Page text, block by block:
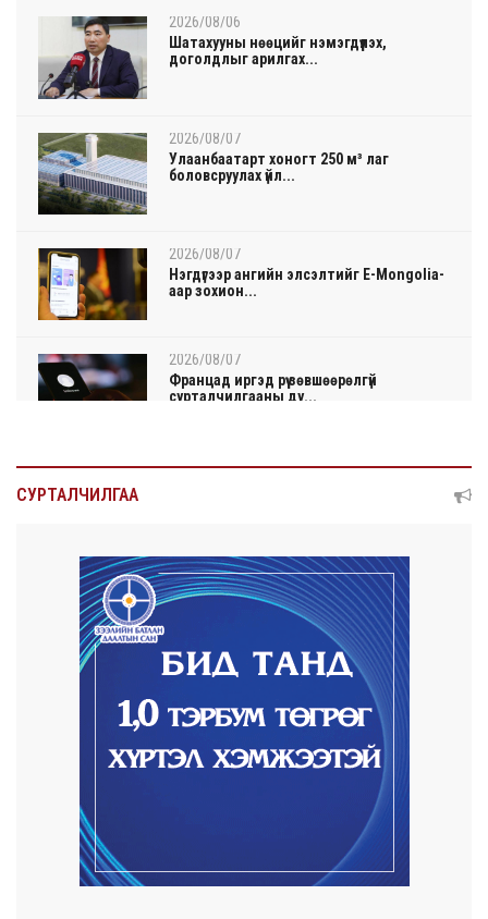
2026/08/06
Шатахууны нөөцийг нэмэгдүүлэх,
доголдлыг арилгах...
2026/08/07
Улаанбаатарт хоногт 250 м³ лаг
боловсруулах үйл...
2026/08/07
Нэгдүгээр ангийн элсэлтийг E-Mongolia-
аар зохион...
2026/08/07
Францад иргэд рүү зөвшөөрөлгүй
сурталчилгааны ду...
2026/08/07
2026/08/07
Автомашины улсын дугаар сондгой
тоогоор төгссөн ...
Улаанбаатарт өдөртөө 30 хэм дулаан
Улсын чанартай хатуу хучилттай авто
СУРТАЛЧИЛГАА